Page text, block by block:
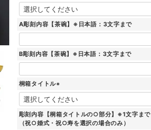
(
必
須
A彫刻内容【茶碗】※日本語：3文字まで
B彫刻内容【茶碗】※日本語：3文字まで
桐箱タイトル
(
必
須
)
彫刻内容【桐箱タイトルの○部分】※1文字まで
（祝○婚式・祝○寿を選択の場合のみ）